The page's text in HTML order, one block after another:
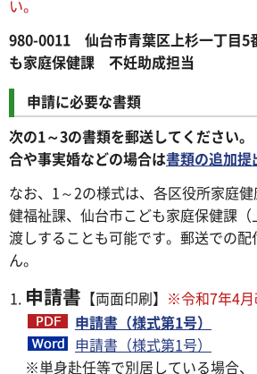
い。
980-0011 仙台市青葉区上杉一丁目
も家庭保健課 不妊助成担当
申請に必要な書類
次の1～3の書類を郵送してください
合や事実婚などの場合は書類の追加提
なお、1～2の様式は、各区役所家庭
健福祉課、仙台市こども家庭保健課
渡しすることも可能です。郵送での
ん。
申請書 【両面印刷】 ※令和7年4月
申請書（様式第1号）
申請書（様式第1号）
※単身赴任等で別居している場合